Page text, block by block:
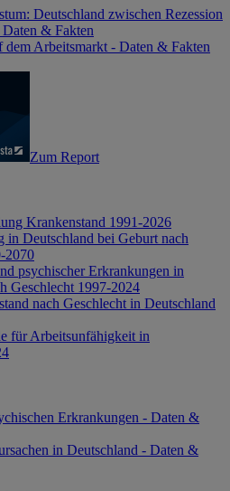
Deutschland zwischen Rezession
& Fakten
dem Arbeitsmarkt - Daten & Fakten
Zum Report
Krankenstand 1991-2026
in Deutschland bei Geburt nach
2070
psychischer Erkrankungen in
Geschlecht 1997-2024
nach Geschlecht in Deutschland
für Arbeitsunfähigkeit in
Erkrankungen - Daten &
in Deutschland - Daten &